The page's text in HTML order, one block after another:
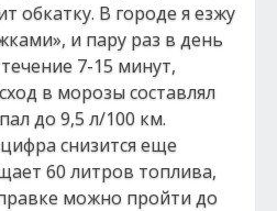
обкатку. В городе я езжу
и пару раз в день
7-15 минут,
в морозы составлял
до 9,5 л/100 км.
снизится еще
60 литров топлива,
можно пройти до